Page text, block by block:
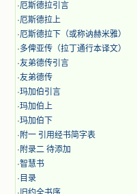
·厄斯德拉引言
·厄斯德拉上
·厄斯德拉下（或称讷赫米雅）
·多俾亚传（拉丁通行本译文）
·友弟德传引言
·友弟德传
·玛加伯引言
·玛加伯上
·玛加伯下
· 附一 引用经书简字表
· 附录二 待添加
·智慧书
· 目录